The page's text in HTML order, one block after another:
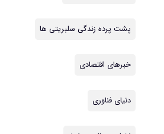
پشت پرده زندگی سلبریتی ها
خبرهای اقتصادی
دنیای فناوری